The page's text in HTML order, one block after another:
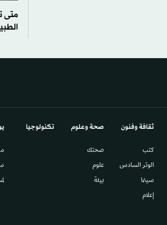
متى
ثقافة وفنون
كتب
الوتر السادس​
سينما
إعلام
صحة وعلوم
صحتك
علوم
بيئة
تكنولوجيا